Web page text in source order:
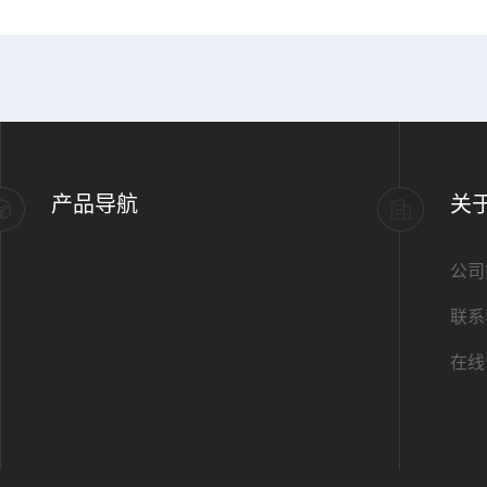
产品导航 关
公
联
在